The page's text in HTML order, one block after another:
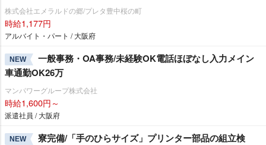
株式会社エメラルドの郷/プレタ豊中桜の町
時給1,177円
アルバイト・パート / 大阪府
NEW
一般事務・OA事務/未経験OK電話ほぼなし入力メイン
車通勤OK26万
マンパワーグループ株式会社
時給1,600円～
派遣社員 / 大阪府
NEW
寮完備/「手のひらサイズ」プリンター部品の組立検